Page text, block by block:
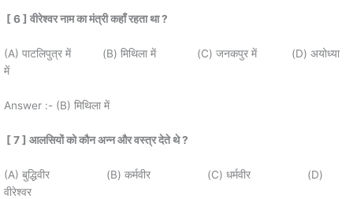
[ 6 ] वीरेश्वर नाम का मंत्री कहाँ रहता था?
(A) पाटलिपुत्र में (B) मिथिला में (C) जनकपुर में (D) अयोध्या
में
Answer :- (B) मिथिला में
[ 7 ] आलसियों को कौन अन्न और वस्त्र देते थे?
(A) बुद्धिवीर (B) कर्मवीर (C) धर्मवीर (D)
वीरेश्वर